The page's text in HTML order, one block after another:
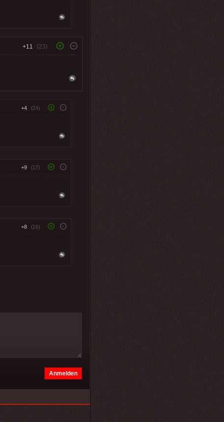
+11 (23)
+4 (24)
+9 (17)
+8 (16)